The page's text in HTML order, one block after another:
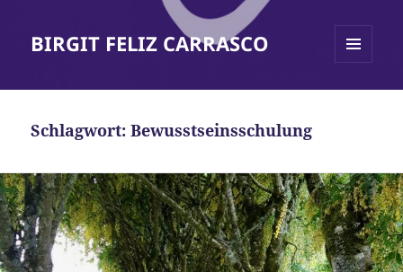
BIRGIT FELIZ CARRASCO
Schlagwort:Bewusstseinsschulung